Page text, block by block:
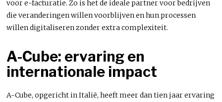
voor e-facturatie. Zo is het de ideale partner voor bedrijven
die veranderingen willen voorblijven en hun processen
willen digitaliseren zonder extra complexiteit.
A-Cube: ervaring en
internationale impact
A-Cube, opgericht in Italië, heeft meer dan tien jaar ervaring